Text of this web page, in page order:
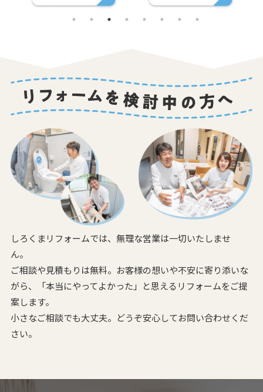
しろくまリフォームでは、無理な営業は一切いたしませ
ん。
ご相談や見積もりは無料。お客様の想いや不安に寄り添いな
がら、
「本当にやってよかった」と思えるリフォームをご提
案します。
小さなご相談でも大丈夫。どうぞ安心してお問い合わせくだ
さい。